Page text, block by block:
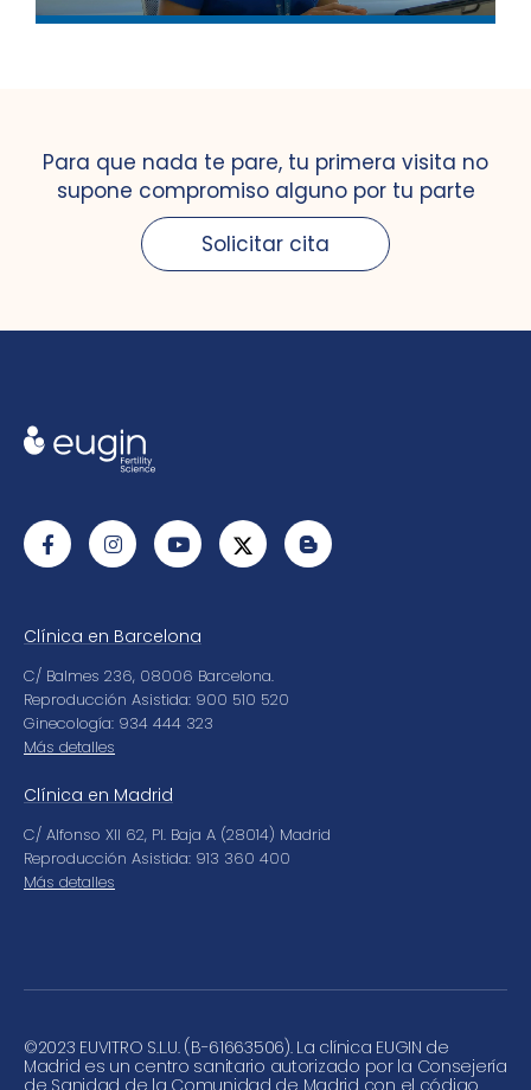
Para que nada te pare, tu primera visita no
supone compromiso alguno por tu parte
Solicitar cita
Clínica en Barcelona
C/ Balmes 236, 08006 Barcelona.
Reproducción Asistida: 900 510 520
Ginecología: 934 444 323
Más detalles
Clínica en Madrid
C/ Alfonso XII 62, Pl. Baja A (28014) Madrid
Reproducción Asistida: 913 360 400
Más detalles
©2023 EUVITRO S.L.U. (B-61663506). La clínica EUGIN de
Madrid es un centro sanitario autorizado por la Consejería